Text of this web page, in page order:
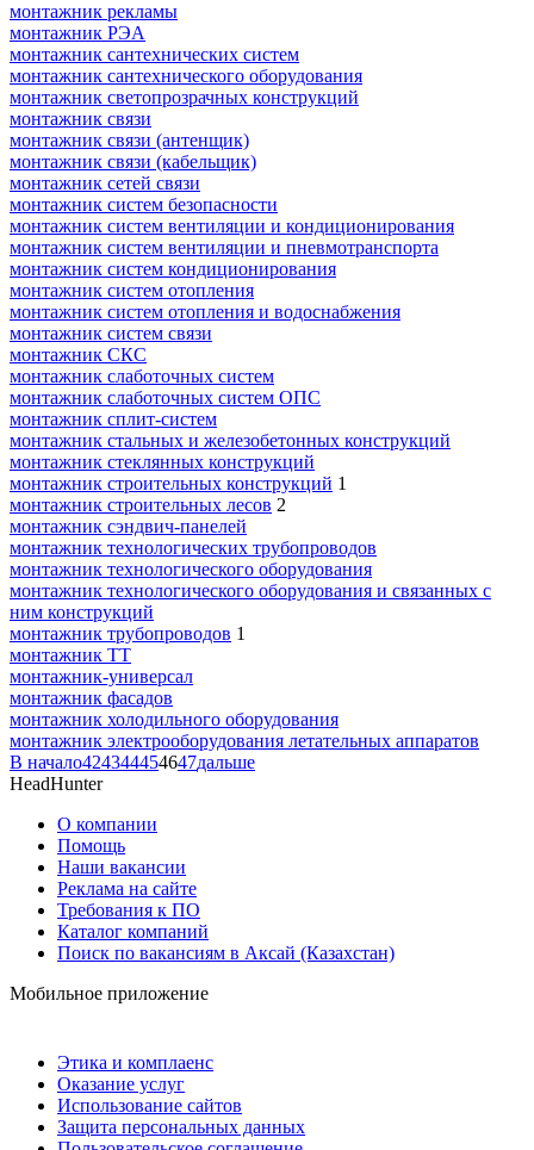
монтажник рекламы
монтажник РЭА
монтажник сантехнических систем
монтажник сантехнического оборудования
монтажник светопрозрачных конструкций
монтажник связи
монтажник связи (антенщик)
монтажник связи (кабельщик)
монтажник сетей связи
монтажник систем безопасности
монтажник систем вентиляции и кондиционирования
монтажник систем вентиляции и пневмотранспорта
монтажник систем кондиционирования
монтажник систем отопления
монтажник систем отопления и водоснабжения
монтажник систем связи
монтажник СКС
монтажник слаботочных систем
монтажник слаботочных систем ОПС
монтажник сплит-систем
монтажник стальных и железобетонных конструкций
монтажник стеклянных конструкций
монтажник строительных конструкций 1
монтажник строительных лесов 2
монтажник сэндвич-панелей
монтажник технологических трубопроводов
монтажник технологического оборудования
монтажник технологического оборудования и связанных с
ним конструкций
монтажник трубопроводов 1
монтажник ТТ
монтажник-универсал
монтажник фасадов
монтажник холодильного оборудования
монтажник электрооборудования летательных аппаратов
В начало424344454647дальше
HeadHunter
О компании
Помощь
Наши вакансии
Реклама на сайте
Требования к ПО
Каталог компаний
Поиск по вакансиям в Аксай (Казахстан)
Мобильное приложение
Этика и комплаенс
Оказание услуг
Использование сайтов
Защита персональных данных